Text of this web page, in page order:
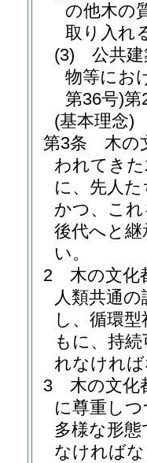
の他木の
取り入れ
(3)
公共
物等にお
第36号)第
(基本理念)
第3条
木の
われてき
に、先人
かつ、こ
後代へと
い。
2
木の文化
人類共通
し、循環
もに、持
れなけれ
3
木の文化
に尊重し
多様な形
なければ